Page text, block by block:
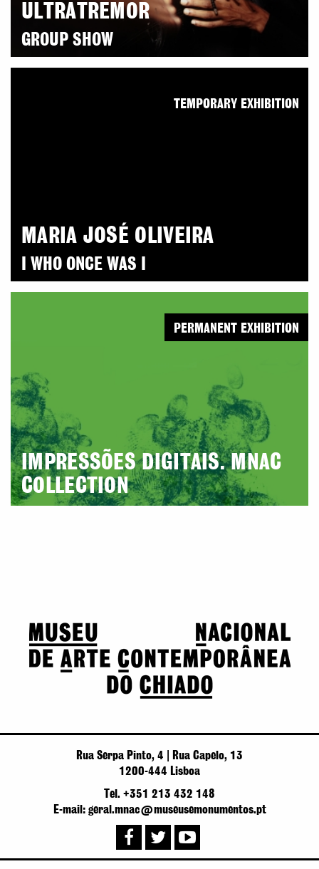
ULTRATREMOR
GROUP SHOW
MARIA JOSÉ OLIVEIRA
I WHO ONCE WAS I
TEMPORARY EXHIBITION
IMPRESSÕES DIGITAIS. MNAC
COLLECTION
PERMANENT EXHIBITION
Rua Serpa Pinto, 4 | Rua Capelo, 13
1200-444 Lisboa
Tel. +351 213 432 148
E-mail: geral.mnac@museusemonumentos.pt